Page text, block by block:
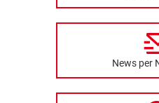
News per